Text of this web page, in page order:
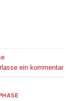
ein kommentar